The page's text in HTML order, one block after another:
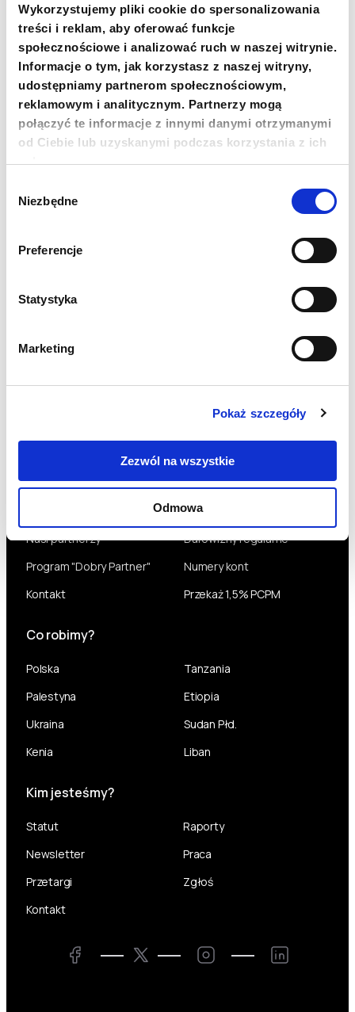
Wykorzystujemy pliki cookie do spersonalizowania
treści i reklam, aby oferować funkcje
społecznościowe i analizować ruch w naszej witrynie.
Informacje o tym, jak korzystasz z naszej witryny,
udostępniamy partnerom społecznościowym,
reklamowym i analitycznym. Partnerzy mogą
połączyć te informacje z innymi danymi otrzymanymi
od Ciebie lub uzyskanymi podczas korzystania z ich
usług.
zgody
Niezbędne
Preferencje
Statystyka
Marketing
Pokaż szczegóły
Zezwól na wszystkie
Odmowa
Zgadzam się na przetwarzanie moich danych
osobowych przez Fundację Polskie Centrum Pomocy
Międzynarodowej z siedzibą w Warszawie w celu
otrzymywania drogą elektroniczną (e-mail) newslettera
oraz informacji o działaniach Fundacji i możliwościach ich
wsparcia.
Administratorem danych osobowych jest Fundacja Polskie
Centrum Pomocy Międzynarodowej z siedzibą w Warszawie.
Dane osobowe są przetwarzane w celu wysyłki informacji
dotyczących działalności Fundacji. Masz prawo do: uzyskania
przetwarzania, przeniesienia danych oraz wycofania zgody (co
Dla Firm
Nasi partnerzy
Program "Dobry Partner"
Kontakt
Dla Ciebie
Darowizny jednorazowe
Darowizny regularne
Numery kont
Przekaż 1,5% PCPM
Co robimy?
Polska
Palestyna
Ukraina
Kenia
Tanzania
Etiopia
Sudan Płd.
Liban
Kim jesteśmy?
Statut
Raporty
Newsletter
Praca
Przetargi
Zgłoś
Kontakt
Facebook Twitter Instagram LinkedIn